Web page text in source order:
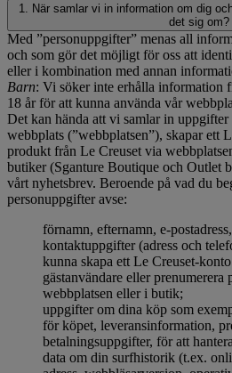
1. När samlar vi in information om dig
det sig om?
Med ”personuppgifter” menas all
och som gör det möjligt för oss att
eller i kombination med annan
Barn: Vi söker inte erhålla information
18 år för att kunna använda vår
Det kan hända att vi samlar in
webbplats (”webbplatsen”), skapar ett
produkt från Le Creuset via
butiker (Sganture Boutique och Outlet
vårt nyhetsbrev. Beroende på vad du
personuppgifter avse:
förnamn, efternamn, e-
kontaktuppgifter (adress och
kunna skapa ett Le Creuset-
gästanvändare eller prenumerera
webbplatsen eller i butik;
uppgifter om dina köp som
för köpet, leveransinformation,
betalningsuppgifter, för att
data om din surfhistorik (t.ex.